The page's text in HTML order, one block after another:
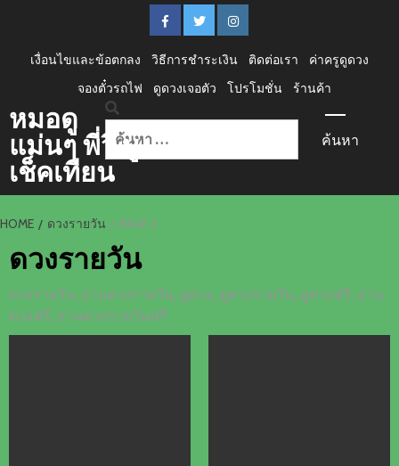
content
FACEBOOKTwitterinstagram
เงื่อนไขและข้อตกลง วิธีการชำระเงิน ติดต่อเรา
ค่าครูดูดวง
จองตั๋วรถไฟ
ดูดวงเจอตัว โปรโมชั่น ร้านค้า
หมอดู
แม่นๆ พี่วิ บู
เช็คเทียน
ค้นหา
HOME ดวงรายวัน PAGE 2
ดวงรายวัน
ดวงรายวัน, อ่านดวงรายวัน, ดูดวง, ดูดวงรายวัน, ดูดวงฟรี, อ่าน
ดวงฟรี, อ่านดวงรายวันฟรี